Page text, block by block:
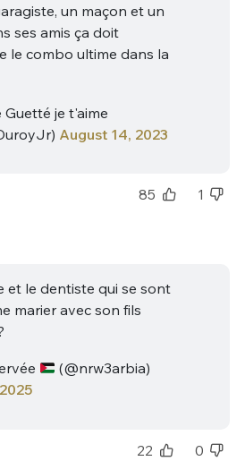
un maçon et un
ses amis ça doit
le combo ultime dans la
je t'aime
August 14, 2023
85 1
et le dentiste qui se sont
marier avec son fils
(@nrw3arbia)
22 0